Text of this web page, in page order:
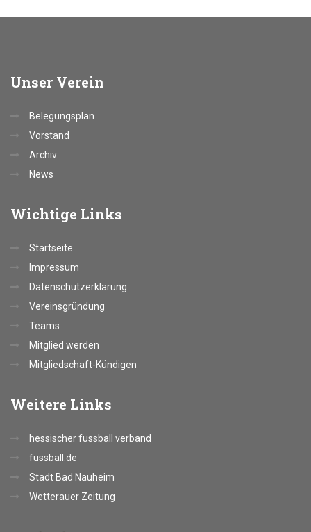
Unser Verein
Belegungsplan
Vorstand
Archiv
News
Wichtige Links
Startseite
Impressum
Datenschutzerklärung
Vereinsgründung
Teams
Mitglied werden
Mitgliedschaft-Kündigen
Weitere Links
hessischer fussball verband
fussball.de
Stadt Bad Nauheim
Wetterauer Zeitung